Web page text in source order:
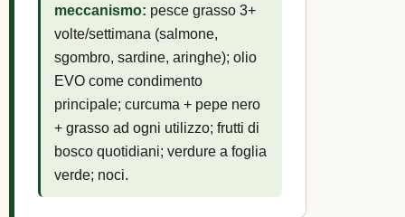
meccanismo: pesce grasso 3+
volte/settimana (salmone,
sgombro, sardine, aringhe); olio
EVO come condimento
principale; curcuma + pepe nero
+ grasso ad ogni utilizzo; frutti di
bosco quotidiani; verdure a foglia
verde; noci.